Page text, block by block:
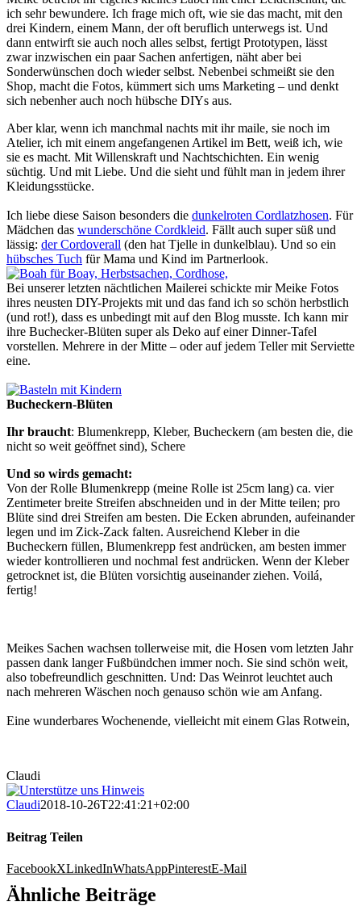
ich sehr bewundere. Ich frage mich oft, wie sie das macht, mit den
drei Kindern, einem Mann, der oft beruflich unterwegs ist. Und
dann entwirft sie auch noch alles selbst, fertigt Prototypen, lässt
zwar inzwischen ein paar Sachen anfertigen, näht aber bei
Sonderwünschen doch wieder selbst. Nebenbei schmeißt sie den
Shop, macht die Fotos, kümmert sich ums Marketing – und denkt
sich nebenher auch noch hübsche DIYs aus.
Aber klar, wenn ich manchmal nachts mit ihr maile, sie noch im
Atelier, ich mit einem angefangenen Artikel im Bett, weiß ich, wie
sie es macht. Mit Willenskraft und Nachtschichten. Ein wenig
süchtig. Und mit Liebe. Und die sieht und fühlt man in jedem ihrer
Kleidungsstücke.
Ich liebe diese Saison besonders die dunkelroten Cordlatzhosen. Für
Mädchen das wunderschöne Cordkleid. Fällt auch super süß und
lässig: der Cordoverall (den hat Tjelle in dunkelblau). Und so ein
hübsches Tuch für Mama und Kind im Partnerlook.
Bei unserer letzten nächtlichen Mailerei schickte mir Meike Fotos
ihres neusten DIY-Projekts mit und das fand ich so schön herbstlich
(und rot!), dass es unbedingt mit auf den Blog musste. Ich kann mir
ihre Buchecker-Blüten super als Deko auf einer Dinner-Tafel
vorstellen. Mehrere in der Mitte – oder auf jedem Teller mit Serviette
eine.
Bucheckern-Blüten
Ihr braucht: Blumenkrepp, Kleber, Bucheckern (am besten die, die
nicht so weit geöffnet sind), Schere
Und so wirds gemacht:
Von der Rolle Blumenkrepp (meine Rolle ist 25cm lang) ca. vier
Zentimeter breite Streifen abschneiden und in der Mitte teilen; pro
Blüte sind drei Streifen am besten. Die Ecken abrunden, aufeinander
legen und im Zick-Zack falten. Ausreichend Kleber in die
Bucheckern füllen, Blumenkrepp fest andrücken, am besten immer
wieder kontrollieren und nochmal fest andrücken. Wenn der Kleber
getrocknet ist, die Blüten vorsichtig auseinander ziehen. Voilá,
fertig!
Meikes Sachen wachsen tollerweise mit, die Hosen vom letzten Jahr
passen dank langer Fußbündchen immer noch. Sie sind schön weit,
also tobefreundlich geschnitten. Und: Das Weinrot leuchtet auch
nach mehreren Wäschen noch genauso schön wie am Anfang.
Eine wunderbares Wochenende, vielleicht mit einem Glas Rotwein,
Claudi
Claudi2018-10-26T22:41:21+02:00
Beitrag Teilen
FacebookXLinkedInWhatsAppPinterestE-Mail
Ähnliche Beiträge